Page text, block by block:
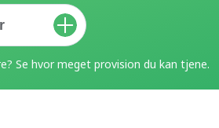
Se hvor meget provision du kan tjene.